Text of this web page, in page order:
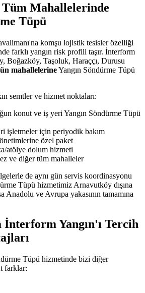
Mahallelerinde
Tüpü
komşu lojistik tesisler özelliği
farklı yangın risk profili taşır. İnterform
Boğazköy, Taşoluk, Haraççı, Durusu
mahallelerineYangın Söndürme Tüpü
semtler ve hizmet noktaları:
konut ve iş yeri Yangın Söndürme Tüpü
işletmeler için periyodik bakım
özel paket
atölye dolum hizmeti
ve diğer tüm mahalleler
de aynı gün servis koordinasyonu
Tüpü hizmetimiz Arnavutköy dışına
Anadolu ve Avrupa yakasının tamamına
Yangın'ı Tercih
Tüpü hizmetinde bizi diğer
farklar: